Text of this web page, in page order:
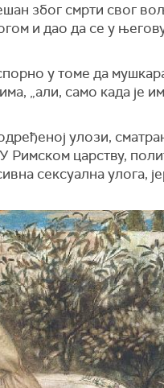
због смрти свог
и дао да се у
у томе да
„али, само када је
улози,
Римском царству,
сексуална улога,